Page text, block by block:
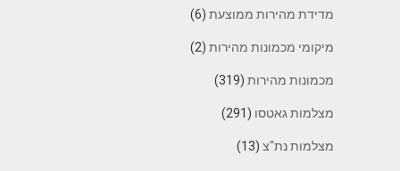
מדידת מהירות ממוצעת(6)
מיקומי מכמונות מהירות(2)
מכמונות מהירות(319)
מצלמות גאטסו (291)
מצלמות נת"צ(13)